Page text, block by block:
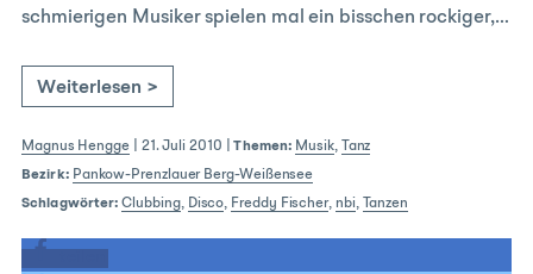
schmierigen Musiker spielen mal ein bisschen rockiger,…
Weiterlesen >
Magnus Hengge| 21. Juli 2010 |Themen: Musik,
Tanz
Bezirk: Pankow-Prenzlauer Berg-Weißensee
Schlagwörter: Clubbing, Disco, Freddy Fischer, nbi, Tanzen